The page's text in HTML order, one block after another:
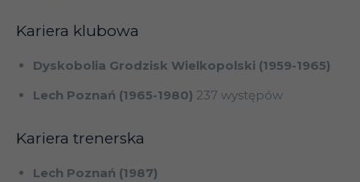
Kariera klubowa
Dyskobolia Grodzisk Wielkopolski (1959-1965)
Lech Poznań (1965-1980) 237 występów
Kariera trenerska
Lech Poznań (1987)